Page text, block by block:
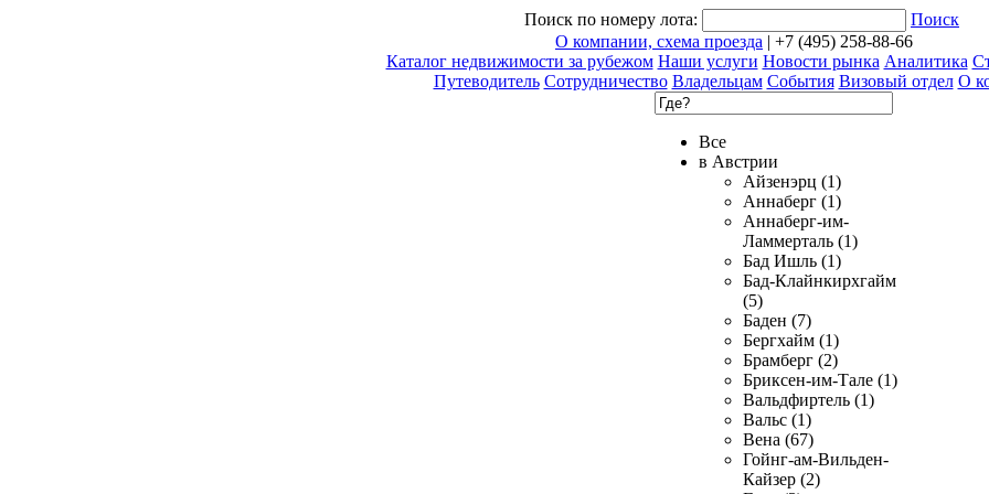
Поиск по номеру лота:
Поиск
О компании, схема проезда | +7 (495) 258-88-66
Каталог недвижимости за рубежом Наши услуги Новости рынка Аналитика
Путеводитель Сотрудничество Владельцам События Визовый отдел О
Все
в Австрии
Айзенэрц (1)
Аннаберг (1)
Аннаберг-им-
Ламмерталь (1)
Бад Ишль (1)
Бад-Клайнкирхгайм
(5)
Баден (7)
Бергхайм (1)
Брамберг (2)
Бриксен-им-Тале (1)
Вальдфиртель (1)
Вальс (1)
Вена (67)
Гойнг-ам-Вильден-
Кайзер (2)